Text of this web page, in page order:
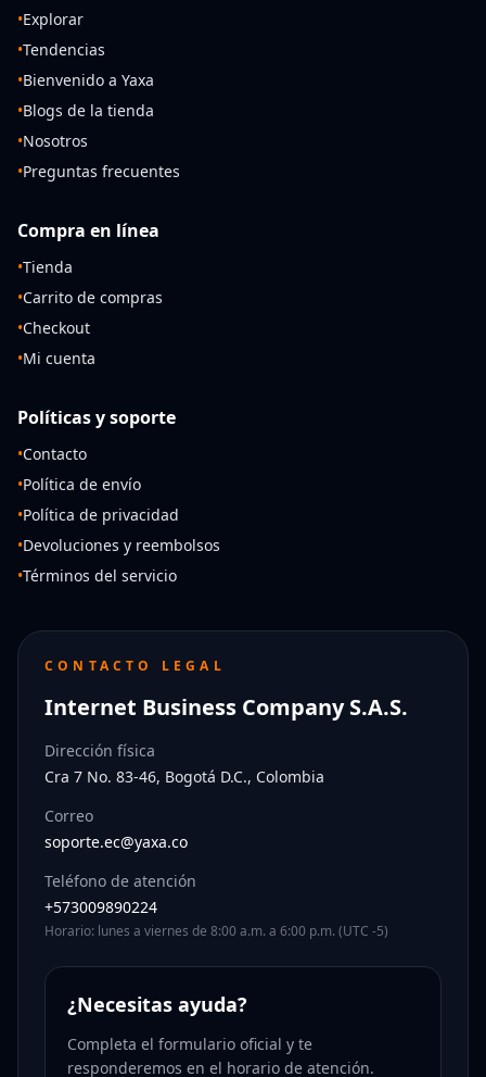
•Explorar
•Tendencias
•Bienvenido a Yaxa
•Blogs de la tienda
•Nosotros
•Preguntas frecuentes
Compra en línea
•Tienda
•Carrito de compras
•Checkout
•Mi cuenta
Políticas y soporte
•Contacto
•Política de envío
•Política de privacidad
•Devoluciones y reembolsos
•Términos del servicio
CONTACTO LEGAL
Internet Business Company S.A.S.
Dirección física
Cra 7 No. 83-46, Bogotá D.C., Colombia
Correo
soporte.ec@yaxa.co
Teléfono de atención
+573009890224
Horario: lunes a viernes de 8:00 a.m. a 6:00 p.m. (UTC -5)
¿Necesitas ayuda?
Completa el formulario oficial y te
responderemos en el horario de atención.